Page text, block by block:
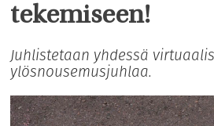
Tule mukaan
Yhteystiedot
tekemiseen!
Juhlistetaan yhdessä
ylösnousemusjuhlaa.